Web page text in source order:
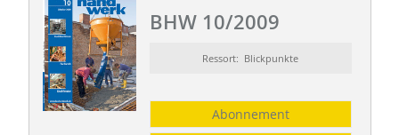
BHW 10/2009
Ressort: Blickpunkte
Abonnement